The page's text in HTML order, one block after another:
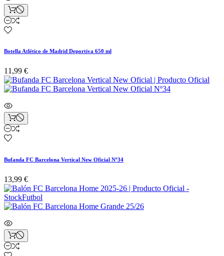
Botella Atlético de Madrid Deportiva 650 ml
11,99 €
Bufanda FC Barcelona Vertical New Oficial Nº34
13,99 €